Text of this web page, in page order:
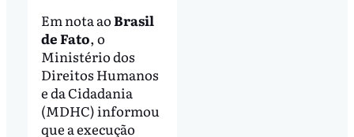
Em nota aoBrasil
de Fato, o
Ministério dos
Direitos Humanos
e da Cidadania
(MDHC) informou
que a execução